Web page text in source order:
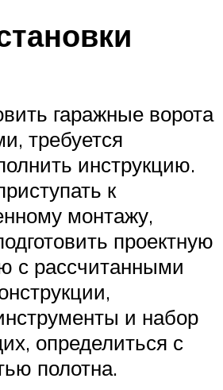
гаражные ворота
требуется
инструкцию.
к
монтажу,
проектную
с рассчитанными
и набор
определиться с
полотна.